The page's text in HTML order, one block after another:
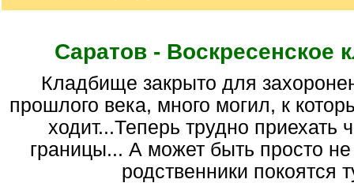
Саратов - Воскресенское
кладбище закрыто для захоронений в 70-е гг.
прошлого века, много могил, к
ходит...Теперь трудно приехать
границы... А может быть просто не
родственники покоятся